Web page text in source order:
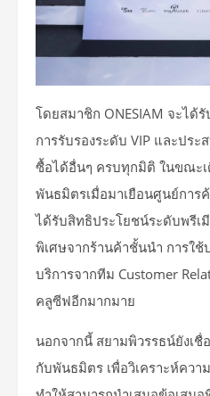
โดยสมาชิก ONESIAM จะได้
การรับรองระดับ VIP และปร
ซื้อได้อื่นๆ ครบทุกมิติ ในขณะ
พันธมิตรเมื่อมาเยือนศูนย์การ
ได้รับสิทธิประโยชน์ระดับพรีเ
พิเศษจากร้านค้าชั้นนำ การใช้
บริการจากทีม Customer
คลูซีฟอีกมากมาย
นอกจากนี้ สยามพิวรรธน์ยังเ
กับพันธมิตร เพื่อวิเคราะห์ควา